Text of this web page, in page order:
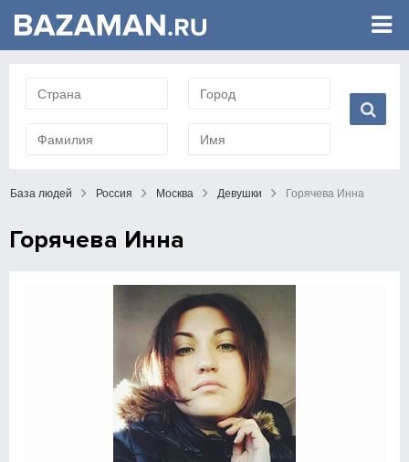
База людей Россия Москва Девушки Горячева Инна
Горячева Инна